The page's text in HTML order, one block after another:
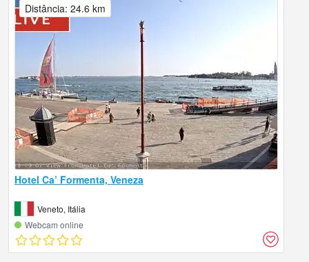
Hotel Ca’ Formenta, Veneza
Veneto, Itália
Webcam online
Distância: 24.6 km